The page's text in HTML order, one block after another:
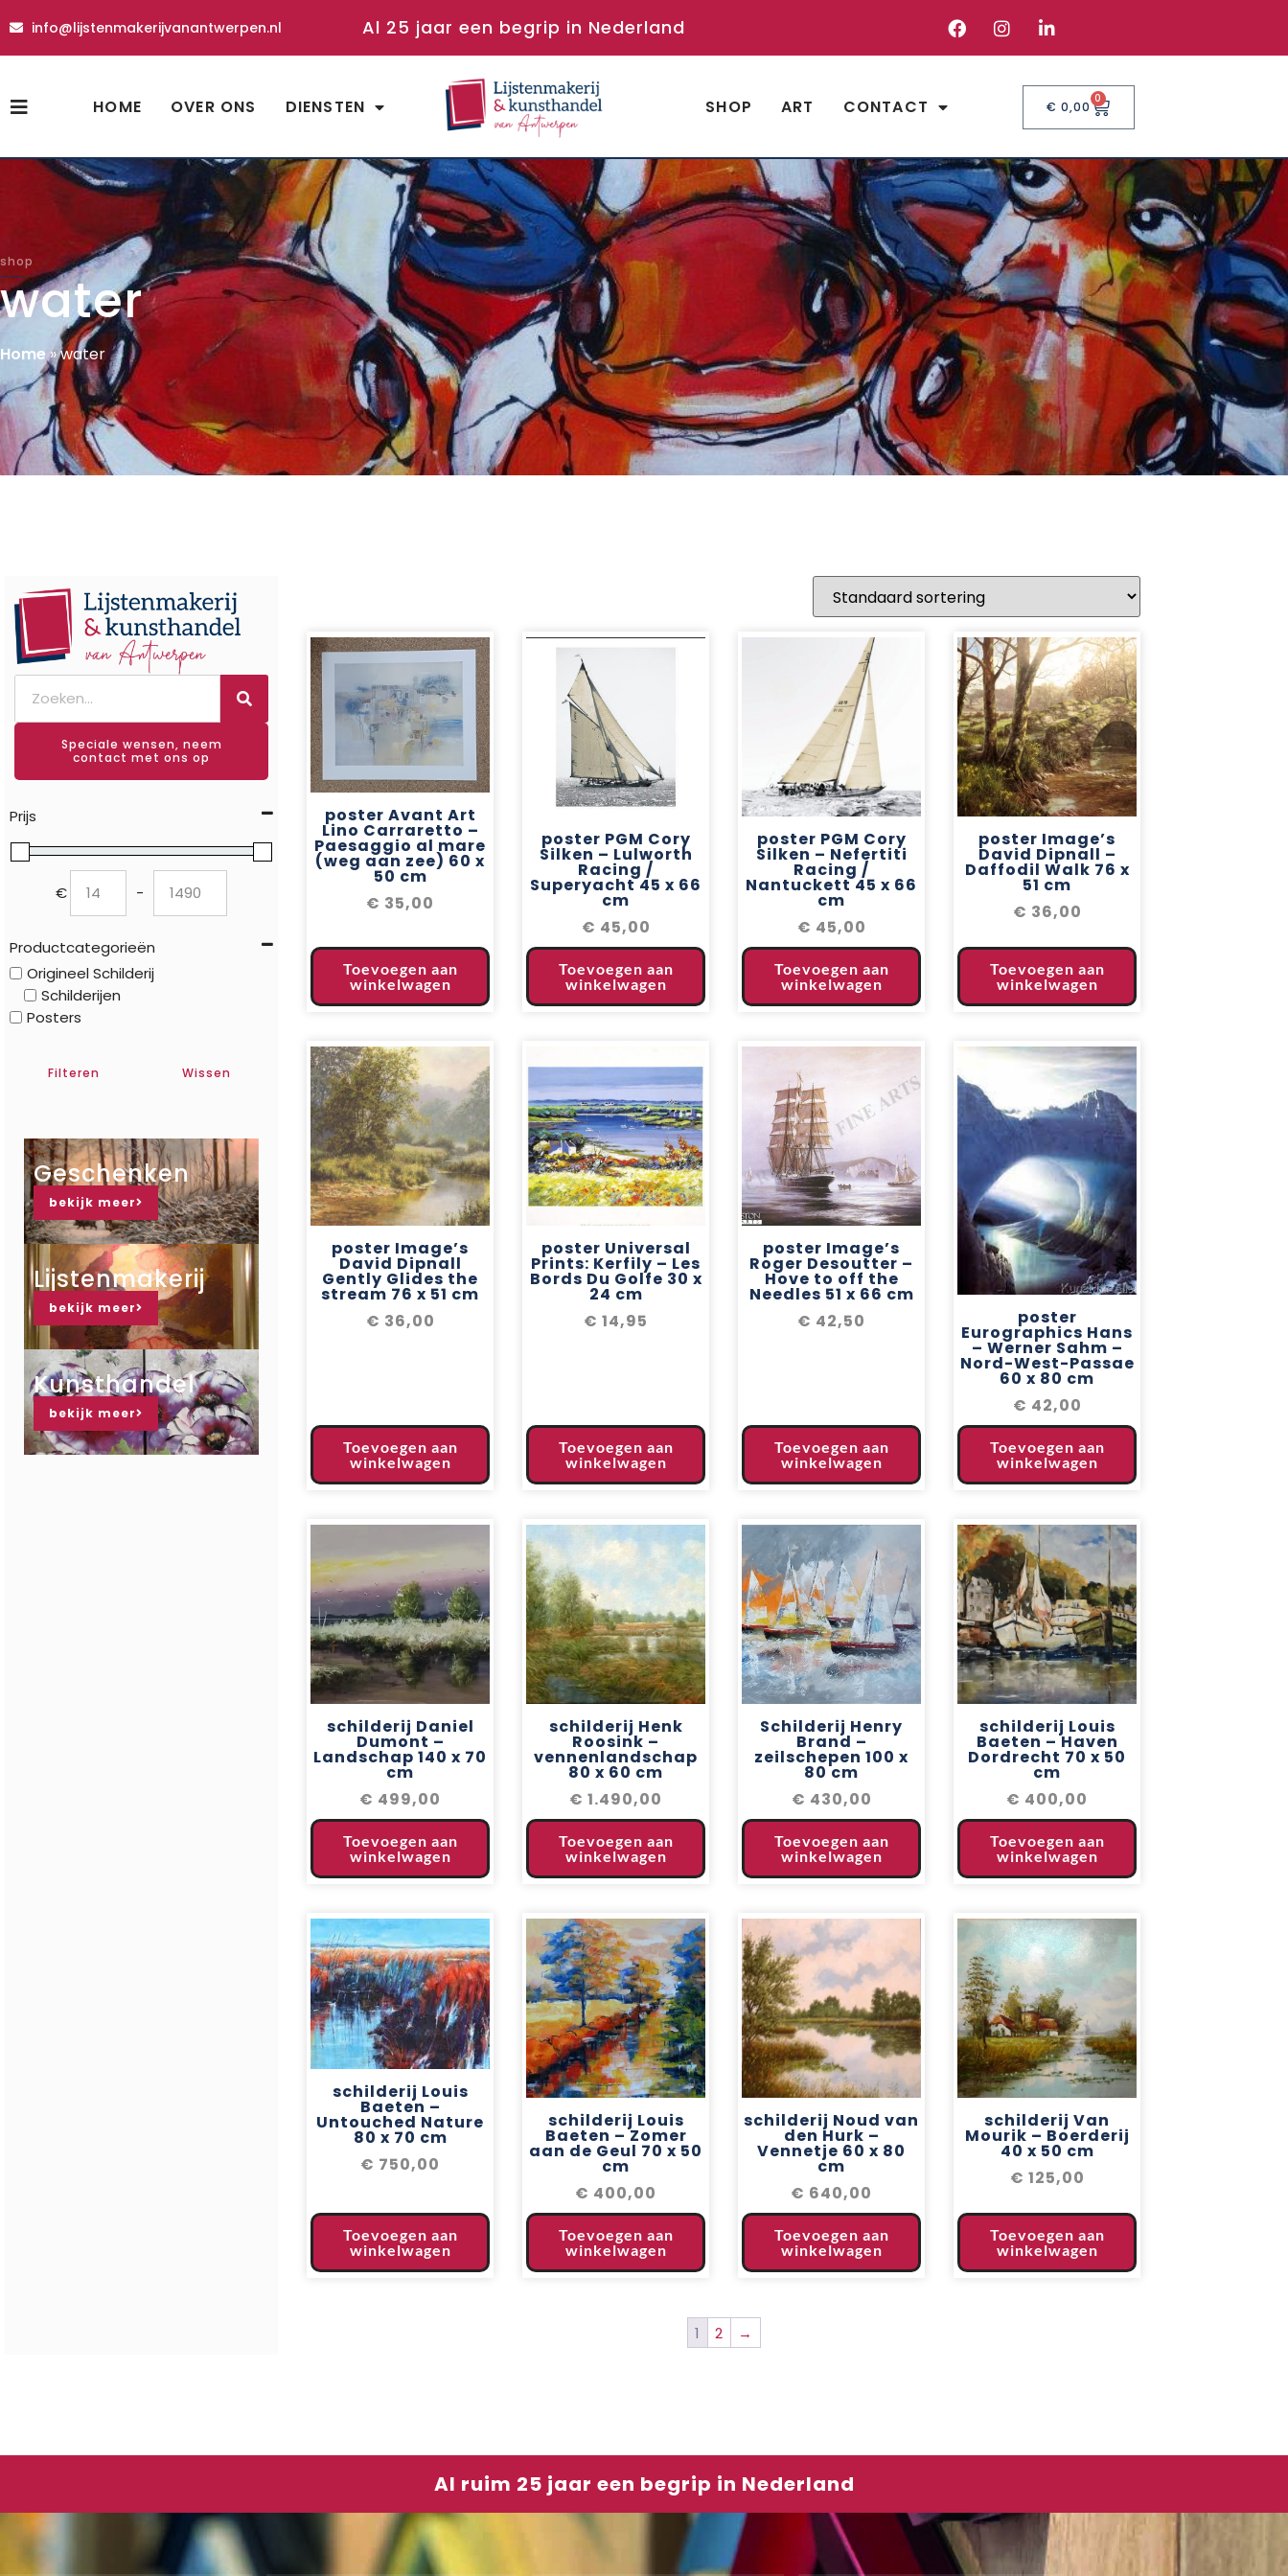
info@lijstenmakerijvanantwerpen.nl Al 25 jaar een begrip in Nederland
HOME OVER ONS DIENSTEN SHOP ART CONTACT € 0,00
0
shop
water
Home»water
Speciale wensen, neem
contact met ons op
Prijs
€ Minimum Price
- Maximum Price
Productcategorieën
Origineel Schilderij
Schilderijen
Posters
Filteren Wissen
Geschenken
bekijk meer
Lijstenmakerij
bekijk meer
Kunsthandel
bekijk meer
poster Avant Art
Lino Carraretto –
Paesaggio al mare
(weg aan zee) 60 x
50 cm
€ 35,00
Toevoegen aan
winkelwagen
poster PGM Cory
Silken – Lulworth
Racing /
Superyacht 45 x 66
cm
€ 45,00
Toevoegen aan
winkelwagen
poster PGM Cory
Silken – Nefertiti
Racing /
Nantuckett 45 x 66
cm
€ 45,00
Toevoegen aan
winkelwagen
poster Image’s
David Dipnall –
Daffodil Walk 76 x
51 cm
€ 36,00
Toevoegen aan
winkelwagen
poster Image’s
David Dipnall
Gently Glides the
stream 76 x 51 cm
€ 36,00
Toevoegen aan
winkelwagen
poster Universal
Prints: Kerfily – Les
Bords Du Golfe 30 x
24 cm
€ 14,95
Toevoegen aan
winkelwagen
poster Image’s
Roger Desoutter –
Hove to off the
Needles 51 x 66 cm
€ 42,50
Toevoegen aan
winkelwagen
poster
Eurographics Hans
– Werner Sahm –
Nord-West-Passae
60 x 80 cm
€ 42,00
Toevoegen aan
winkelwagen
schilderij Daniel
Dumont –
Landschap 140 x 70
cm
€ 499,00
Toevoegen aan
winkelwagen
schilderij Henk
Roosink –
vennenlandschap
80 x 60 cm
€ 1.490,00
Toevoegen aan
winkelwagen
Schilderij Henry
Brand –
zeilschepen 100 x
80 cm
€ 430,00
Toevoegen aan
winkelwagen
schilderij Louis
Baeten – Haven
Dordrecht 70 x 50
cm
€ 400,00
Toevoegen aan
winkelwagen
schilderij Louis
Baeten –
Untouched Nature
80 x 70 cm
€ 750,00
Toevoegen aan
winkelwagen
schilderij Louis
Baeten – Zomer
aan de Geul 70 x 50
cm
€ 400,00
Toevoegen aan
winkelwagen
schilderij Noud van
den Hurk –
Vennetje 60 x 80
cm
€ 640,00
Toevoegen aan
winkelwagen
schilderij Van
Mourik – Boerderij
40 x 50 cm
€ 125,00
Toevoegen aan
winkelwagen
1 2 →
Al ruim 25 jaar een begrip in Nederland